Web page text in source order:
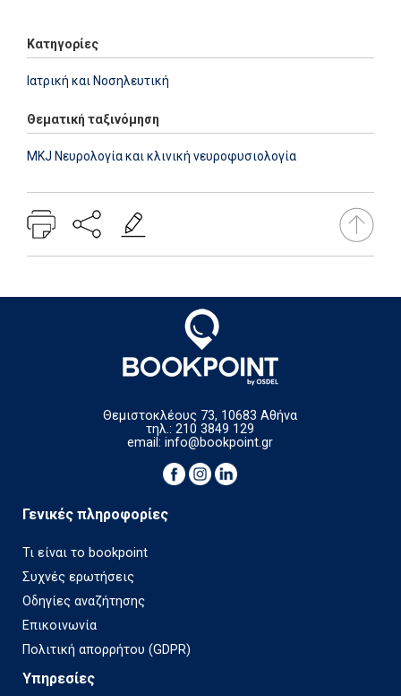
Κατηγορίες
Ιατρική και Νοσηλευτική
Θεματική ταξινόμηση
MKJ Νευρολογία και κλινική νευροφυσιολογία
Θεμιστοκλέους 73, 10683 Αθήνα
τηλ.: 210 3849 129
email:info@bookpoint.gr
Γενικές πληροφορίες
Τι είναι το bookpoint
Συχνές ερωτήσεις
Οδηγίες αναζήτησης
Επικοινωνία
Πολιτική απορρήτου (GDPR)
Υπηρεσίες